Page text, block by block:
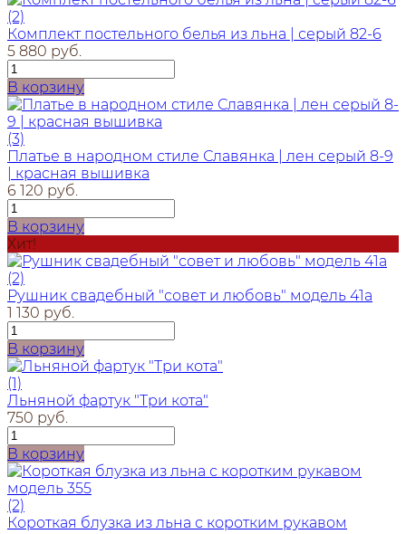
(2)
Комплект постельного белья из льна | серый 82-6
5 880 руб.
В корзину
(3)
Платье в народном стиле Славянка | лен серый 8-9
| красная вышивка
6 120 руб.
В корзину
Хит!
(2)
Рушник свадебный "совет и любовь" модель 41а
1 130 руб.
В корзину
(1)
Льняной фартук "Три кота"
750 руб.
В корзину
(2)
Короткая блузка из льна с коротким рукавом